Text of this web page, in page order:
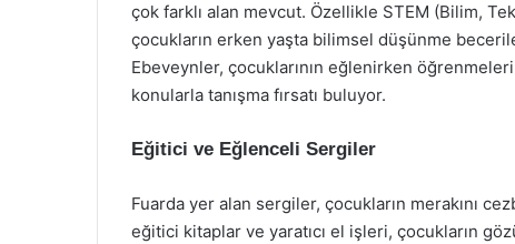
çok farklı alan mevcut. Özellikle STEM (Bilim,
çocukların erken yaşta bilimsel düşünme
Ebeveynler, çocuklarının eğlenirken
konularla tanışma fırsatı buluyor.
Eğitici ve Eğlenceli Sergiler
Fuarda yer alan sergiler, çocukların merakını
eğitici kitaplar ve yaratıcı el işleri, çocukların